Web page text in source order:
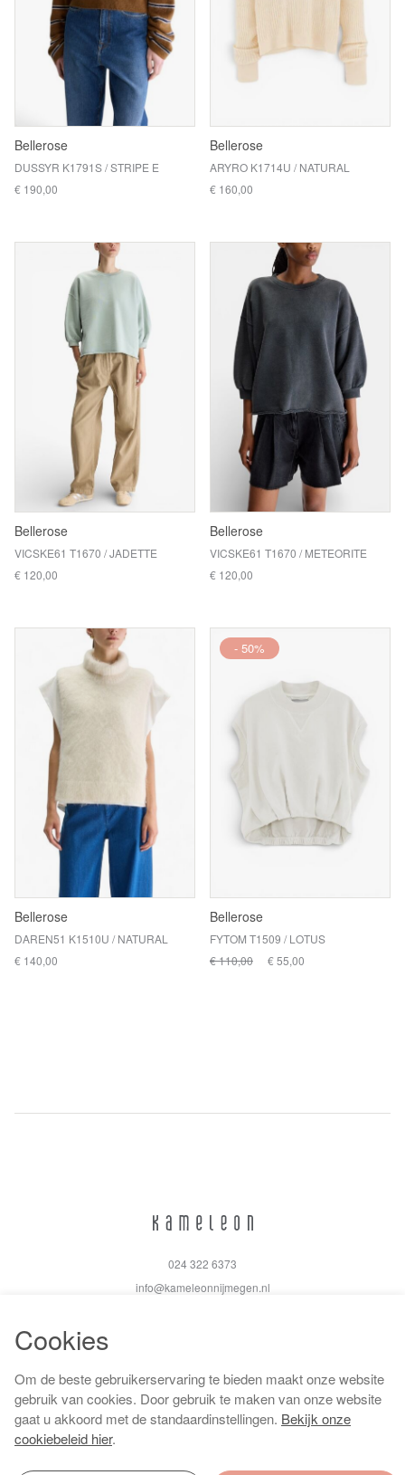
Bellerose
DUSSYR K1791S / STRIPE E
€ 190,00
Bellerose
ARYRO K1714U / NATURAL
€ 160,00
Bellerose
VICSKE61 T1670 / JADETTE
€ 120,00
Bellerose
VICSKE61 T1670 / METEORITE
€ 120,00
Bellerose
DAREN51 K1510U / NATURAL
€ 140,00
- 50%
Bellerose
FYTOM T1509 / LOTUS
€ 110,00
€ 55,00
024 322 6373
info@kameleonnijmegen.nl
Algemene voorwaarden
Privacy policy
Cookiebeleid
Cookies
Om de beste gebruikerservaring te bieden maakt onze website
gebruik van cookies. Door gebruik te maken van onze website
gaat u akkoord met de standaardinstellingen. Bekijk onze
cookiebeleid hier.